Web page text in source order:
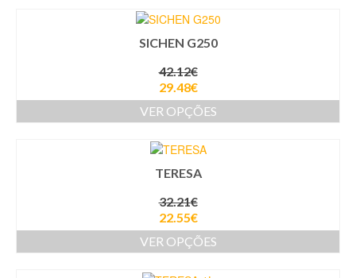
SICHEN G250
42.12€
29.48€
VER OPÇÕES
TERESA
32.21€
22.55€
VER OPÇÕES